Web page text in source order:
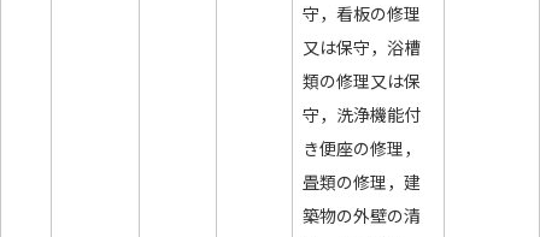
守，看板の修理
又は保守，浴槽
類の修理又は保
守，洗浄機能付
き便座の修理，
畳類の修理，建
築物の外壁の清